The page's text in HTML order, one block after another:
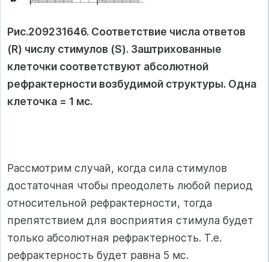
Рис.209231646. Соответствие числа ответов
(R) числу стимулов (S). Заштрихованные
клеточки соответствуют абсолютной
рефрактерности возбудимой структуры. Одна
клеточка = 1 мс.
Рассмотрим случай, когда сила стимулов
достаточная чтобы преодолеть любой период
относительной рефрактерности, тогда
препятствием для восприятия стимула будет
только абсолютная рефрактерность. Т.е.
рефрактерность будет равна 5 мс.